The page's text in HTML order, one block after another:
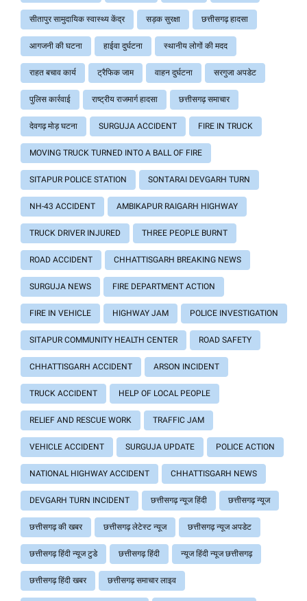
सीतापुर सामुदायिक स्वास्थ्य केंद्र सड़क सुरक्षा छत्तीसगढ़ हादसा
आगजनी की घटना हाईवा दुर्घटना स्थानीय लोगों की मदद
राहत बचाव कार्य ट्रैफिक जाम वाहन दुर्घटना सरगुजा अपडेट
पुलिस कार्रवाई राष्ट्रीय राजमार्ग हादसा छत्तीसगढ़ समाचार
देवगढ़ मोड़ घटना SURGUJA ACCIDENT FIRE IN TRUCK
MOVING TRUCK TURNED INTO A BALL OF FIRE
SITAPUR POLICE STATION SONTARAI DEVGARH TURN
NH-43 ACCIDENT AMBIKAPUR RAIGARH HIGHWAY
TRUCK DRIVER INJURED THREE PEOPLE BURNT
ROAD ACCIDENT CHHATTISGARH BREAKING NEWS
SURGUJA NEWS FIRE DEPARTMENT ACTION
FIRE IN VEHICLE HIGHWAY JAM POLICE INVESTIGATION
SITAPUR COMMUNITY HEALTH CENTER ROAD SAFETY
CHHATTISGARH ACCIDENT ARSON INCIDENT
TRUCK ACCIDENT HELP OF LOCAL PEOPLE
RELIEF AND RESCUE WORK TRAFFIC JAM
VEHICLE ACCIDENT SURGUJA UPDATE POLICE ACTION
NATIONAL HIGHWAY ACCIDENT CHHATTISGARH NEWS
DEVGARH TURN INCIDENT छत्तीसगढ़ न्यूज हिंदी छत्तीसगढ़ न्यूज
छत्तीसगढ़ की खबर छत्तीसगढ़ लेटेस्ट न्यूज छत्तीसगढ़ न्यूज अपडेट
छत्तीसगढ़ हिंदी न्यूज टुडे छत्तीसगढ़ हिंदी न्यूज हिंदी न्यूज छत्तीसगढ़
छत्तीसगढ़ हिंदी खबर छत्तीसगढ़ समाचार लाइव